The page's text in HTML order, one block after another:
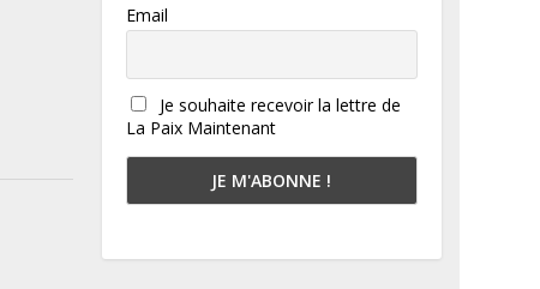
Email
Je souhaite recevoir la lettre de
La Paix Maintenant